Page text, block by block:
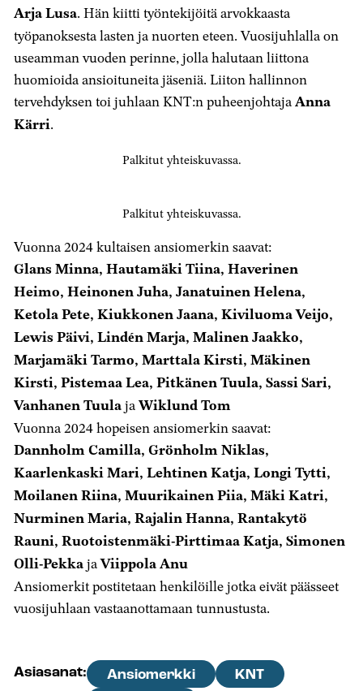
Arja Lusa. Hän kiitti työntekijöitä arvokkaasta
työpanoksesta lasten ja nuorten eteen. Vuosijuhlalla on
useamman vuoden perinne, jolla halutaan liittona
huomioida ansioituneita jäseniä. Liiton hallinnon
tervehdyksen toi juhlaan KNT:n puheenjohtajaAnna
Kärri.
Palkitut yhteiskuvassa.
Palkitut yhteiskuvassa.
Vuonna 2024 kultaisen ansiomerkin saavat:
Glans Minna, Hautamäki Tiina, Haverinen
Heimo, Heinonen Juha, Janatuinen Helena,
Ketola Pete, Kiukkonen Jaana, Kiviluoma Veijo,
Lewis Päivi, Lindén Marja, Malinen Jaakko,
Marjamäki Tarmo, Marttala Kirsti, Mäkinen
Kirsti, Pistemaa Lea, Pitkänen Tuula, Sassi Sari,
Vanhanen TuulajaWiklund Tom
Vuonna 2024 hopeisen ansiomerkin saavat:
Dannholm Camilla, Grönholm Niklas,
Kaarlenkaski Mari, Lehtinen Katja, Longi Tytti,
Moilanen Riina, Muurikainen Piia, Mäki Katri,
Nurminen Maria, Rajalin Hanna, Rantakytö
Rauni, Ruotoistenmäki-Pirttimaa Katja, Simonen
Olli-PekkajaViippola Anu
Ansiomerkit postitetaan henkilöille jotka eivät päässeet
vuosijuhlaan vastaanottamaan tunnustusta.
Asiasanat: Ansiomerkki
KNT